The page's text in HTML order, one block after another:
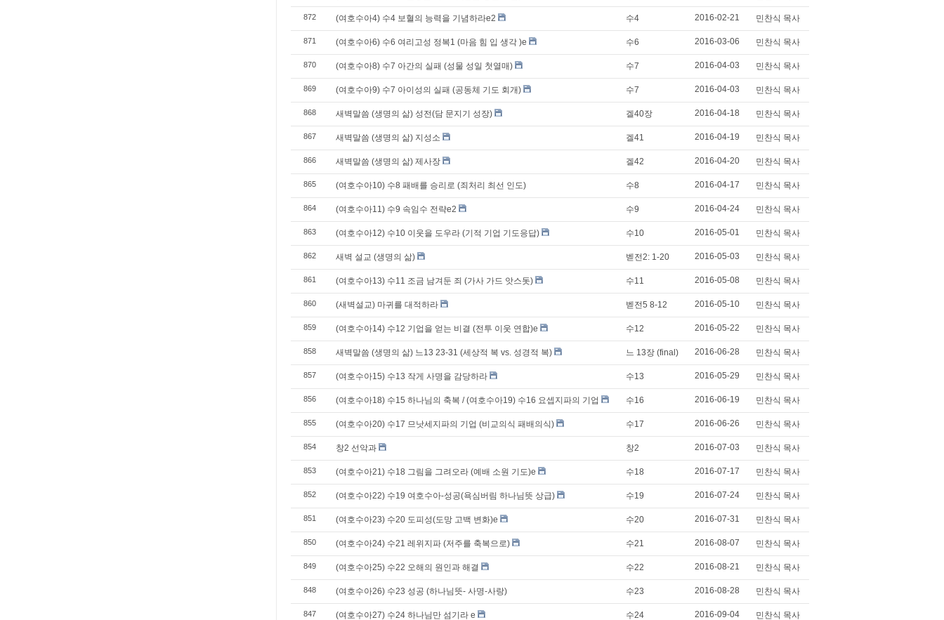
872 (여호수아4) 수4 보혈의 능력을 기념하라e2 수4 2016-02-21 민찬식 목사
871 (여호수아6) 수6 여리고성 정복1 (마음 힘 입 생각 )e 수6 2016-03-06 민찬식 목사
870 (여호수아8) 수7 아간의 실패 (성물 성일 첫열매) 수7 2016-04-03 민찬식 목사
869 (여호수아9) 수7 아이성의 실패 (공동체 기도 회개) 수7 2016-04-03 민찬식 목사
868 새벽말씀 (생명의 삶) 성전(담 문지기 성장) 겔40장 2016-04-18 민찬식 목사
867 새벽말씀 (생명의 삶) 지성소 겔41 2016-04-19 민찬식 목사
866 새벽말씀 (생명의 삶) 제사장 겔42 2016-04-20 민찬식 목사
865 (여호수아10) 수8 패배를 승리로 (죄처리 최선 인도) 수8 2016-04-17 민찬식 목사
864 (여호수아11) 수9 속임수 전략e2 수9 2016-04-24 민찬식 목사
863 (여호수아12) 수10 이웃을 도우라 (기적 기업 기도응답) 수10 2016-05-01 민찬식 목사
862 새벽 설교 (생명의 삶) 벧전2: 1-20 2016-05-03 민찬식 목사
861 (여호수아13) 수11 조금 남겨둔 죄 (가사 가드 앗스돗) 수11 2016-05-08 민찬식 목사
860 (새벽설교) 마귀를 대적하라 벧전5 8-12 2016-05-10 민찬식 목사
859 (여호수아14) 수12 기업을 얻는 비결 (전투 이웃 연합)e 수12 2016-05-22 민찬식 목사
858 새벽말씀 (생명의 삶) 느13 23-31 (세상적 복 vs. 성경적 복) 느 13장 (final) 2016-06-28 민찬식 목사
857 (여호수아15) 수13 작게 사명을 감당하라 수13 2016-05-29 민찬식 목사
856 (여호수아18) 수15 하나님의 축복 / (여호수아19) 수16 요셉지파의 기업 수16 2016-06-19 민찬식 목사
855 (여호수아20) 수17 므낫세지파의 기업 (비교의식 패배의식) 수17 2016-06-26 민찬식 목사
854 창2 선악과 창2 2016-07-03 민찬식 목사
853 (여호수아21) 수18 그림을 그려오라 (예배 소원 기도)e 수18 2016-07-17 민찬식 목사
852 (여호수아22) 수19 여호수아-성공(욕심버림 하나님뜻 상급) 수19 2016-07-24 민찬식 목사
851 (여호수아23) 수20 도피성(도망 고백 변화)e 수20 2016-07-31 민찬식 목사
850 (여호수아24) 수21 레위지파 (저주를 축복으로) 수21 2016-08-07 민찬식 목사
849 (여호수아25) 수22 오해의 원인과 해결 수22 2016-08-21 민찬식 목사
848 (여호수아26) 수23 성공 (하나님뜻- 사명-사랑) 수23 2016-08-28 민찬식 목사
847 (여호수아27) 수24 하나님만 섬기라 e 수24 2016-09-04 민찬식 목사